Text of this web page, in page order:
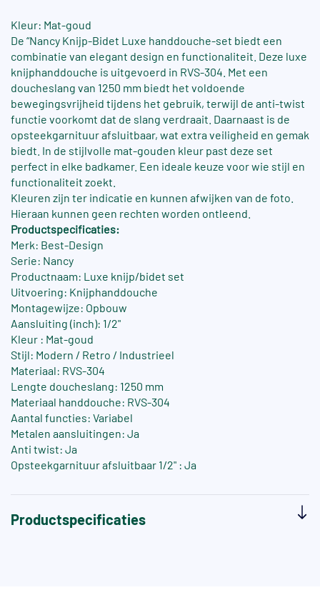
Kleur: Mat-goud
De “Nancy Knijp-Bidet Luxe handdouche-set biedt een
combinatie van elegant design en functionaliteit. Deze luxe
knijphanddouche is uitgevoerd in RVS-304. Met een
doucheslang van 1250 mm biedt het voldoende
bewegingsvrijheid tijdens het gebruik, terwijl de anti-twist
functie voorkomt dat de slang verdraait. Daarnaast is de
opsteekgarnituur afsluitbaar, wat extra veiligheid en gemak
biedt. In de stijlvolle mat-gouden kleur past deze set
perfect in elke badkamer. Een ideale keuze voor wie stijl en
functionaliteit zoekt.
Kleuren zijn ter indicatie en kunnen afwijken van de foto.
Hieraan kunnen geen rechten worden ontleend.
Productspecificaties:
Merk: Best-Design
Serie: Nancy
Productnaam: Luxe knijp/bidet set
Uitvoering: Knijphanddouche
Montagewijze: Opbouw
Aansluiting (inch): 1/2"
Kleur : Mat-goud
Stijl: Modern / Retro / Industrieel
Materiaal: RVS-304
Lengte doucheslang: 1250 mm
Materiaal handdouche: RVS-304
Aantal functies: Variabel
Metalen aansluitingen: Ja
Anti twist: Ja
Opsteekgarnituur afsluitbaar 1/2" : Ja
Productspecificaties